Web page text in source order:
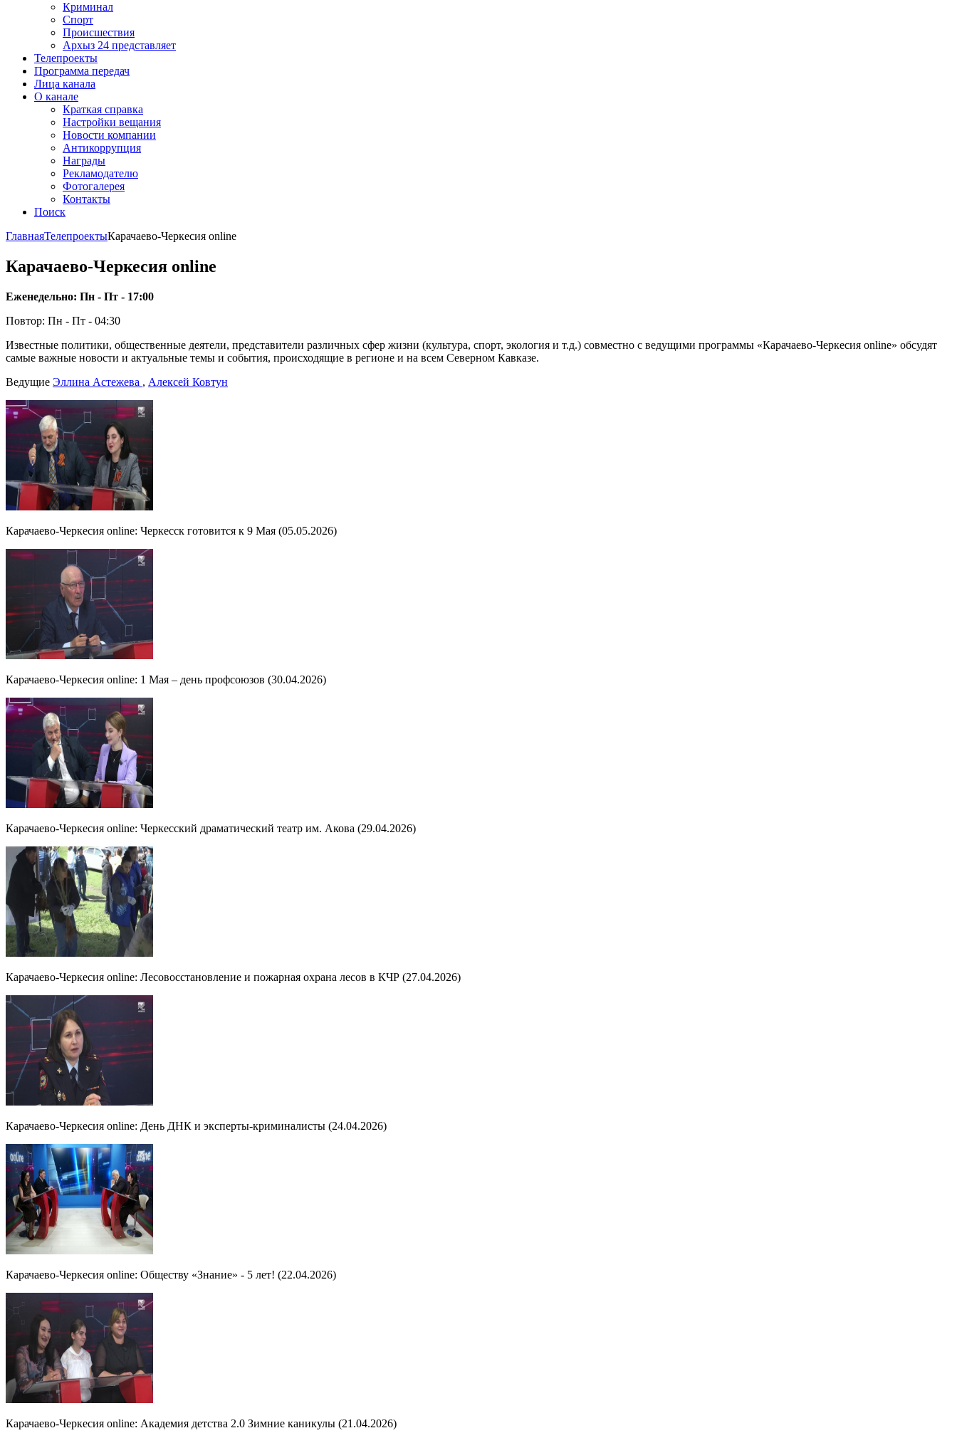
Криминал
Спорт
Происшествия
Архыз 24 представляет
Телепроекты
Программа передач
Лица канала
О канале
Краткая справка
Настройки вещания
Новости компании
Антикоррупция
Награды
Рекламодателю
Фотогалерея
Контакты
Поиск
ГлавнаяТелепроектыКарачаево-Черкесия online
Карачаево-Черкесия online
Еженедельно: Пн - Пт - 17:00
Повтор: Пн - Пт - 04:30
Известные политики, общественные деятели, представители различных сфер жизни (культура, спорт, экология и т.д.) совместно с ведущими программы «Карачаево-Черкесия online» обсудят
самые важные новости и актуальные темы и события, происходящие в регионе и на всем Северном Кавказе.
Ведущие Эллина Астежева , Алексей Ковтун
Карачаево-Черкесия online: Черкесск готовится к 9 Мая (05.05.2026)
Карачаево-Черкесия online: 1 Мая – день профсоюзов (30.04.2026)
Карачаево-Черкесия online: Черкесский драматический театр им. Акова (29.04.2026)
Карачаево-Черкесия online: Лесовосстановление и пожарная охрана лесов в КЧР (27.04.2026)
Карачаево-Черкесия online: День ДНК и эксперты-криминалисты (24.04.2026)
Карачаево-Черкесия online: Обществу «Знание» - 5 лет! (22.04.2026)
Карачаево-Черкесия online: Академия детства 2.0 Зимние каникулы (21.04.2026)